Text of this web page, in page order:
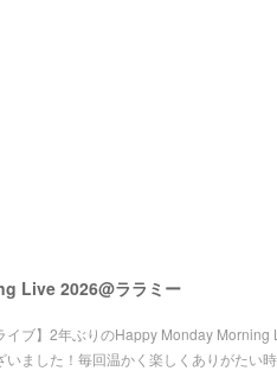
Live 2026@ララミー
イブ】2年ぶりのHappy Monday
ました！毎回温かく楽しくありがたい